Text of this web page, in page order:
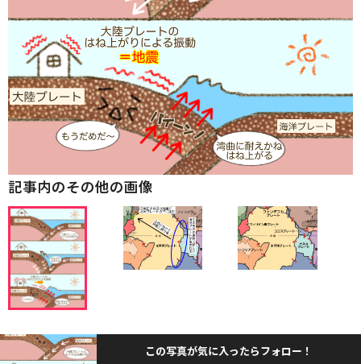
記事内のその他の画像
この写真が気に入ったらフォロー！